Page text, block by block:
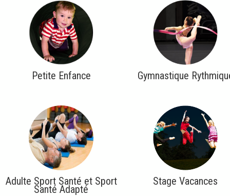
Petite Enfance Gymnastique
Adulte Sport Santé et Sport
Santé Adapté
Stage Vacances